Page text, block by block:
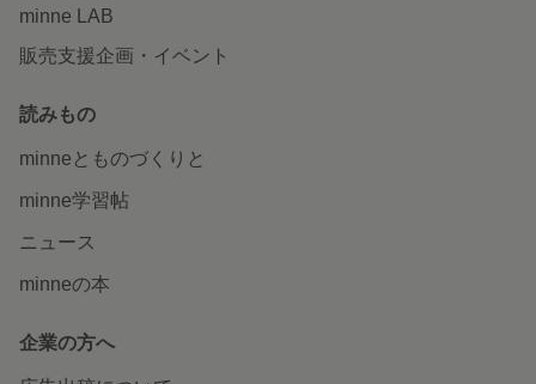
minne LAB
販売支援企画・イベント
読みもの
minneとものづくりと
minne学習帖
ニュース
minneの本
企業の方へ